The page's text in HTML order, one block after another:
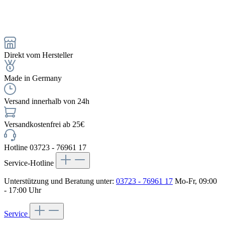
Direkt vom Hersteller
Made in Germany
Versand innerhalb von 24h
Versandkostenfrei ab 25€
Hotline 03723 - 76961 17
Service-Hotline
Unterstützung und Beratung unter: 03723 - 76961 17 Mo-Fr, 09:00
- 17:00 Uhr
Service